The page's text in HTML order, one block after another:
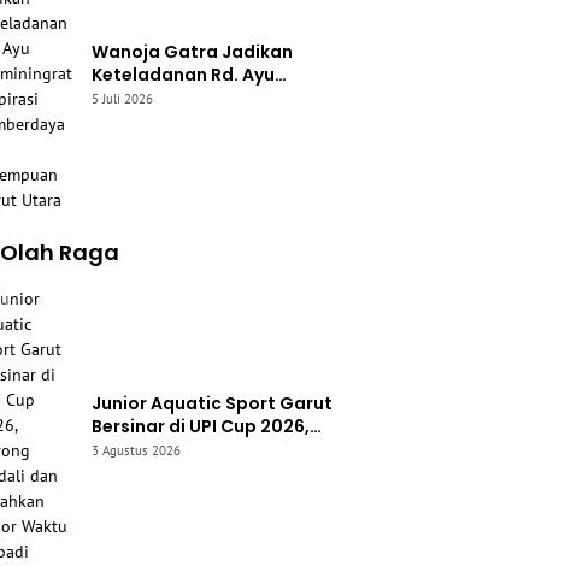
Wanoja Gatra Jadikan
Keteladanan Rd. Ayu
Lasminingrat Inspirasi
5 Juli 2026
Olah Raga
Junior Aquatic Sport Garut
Bersinar di UPI Cup 2026,
Borong Medali dan Pecahkan
3 Agustus 2026